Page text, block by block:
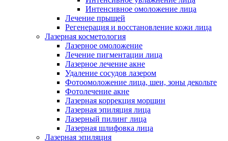
Интенсивное омоложение лица
Лечение прыщей
Регенерация и восстановление кожи лица
Лазерная косметология
Лазерное омоложение
Лечение пигментации лица
Лазерное лечение акне
Удаление сосудов лазером
Фотоомоложение лица, шеи, зоны декольте
Фотолечение акне
Лазерная коррекция морщин
Лазерная эпиляция лица
Лазерный пилинг лица
Лазерная шлифовка лица
Лазерная эпиляция